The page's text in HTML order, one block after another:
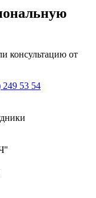
консультацию от
249 53 54